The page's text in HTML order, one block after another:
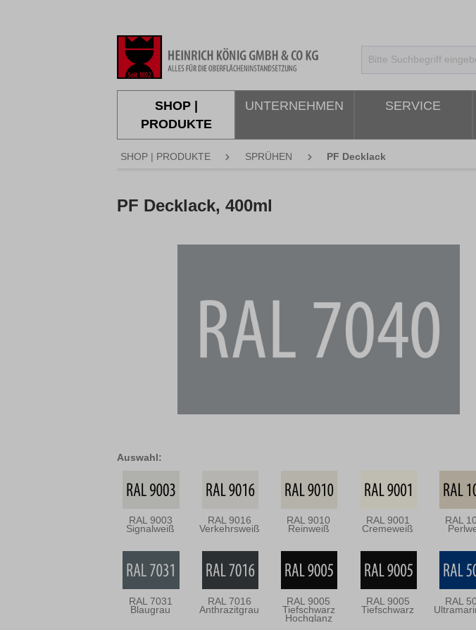
SHOP |
PRODUKTE
UNTERNEHMEN SERVICE
SHOP | PRODUKTE SPRÜHEN PF Decklack
PF Decklack, 400ml
Auswahl:
RAL 9003
Signalweiß
RAL 9016
Verkehrsweiß
RAL 9010
Reinweiß
RAL 9001
Cremeweiß
RAL
RAL 7031
Blaugrau
RAL 7016
Anthrazitgrau
RAL 9005
Tiefschwarz
Hochglanz
RAL 9005
Tiefschwarz
RAL